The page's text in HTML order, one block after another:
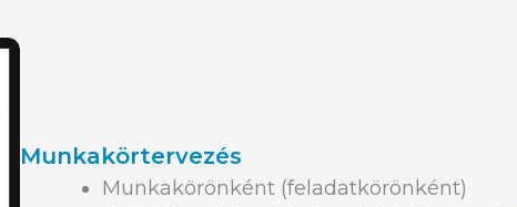
Munkakörtervezés
Munkakörönként (feladatkörönként)